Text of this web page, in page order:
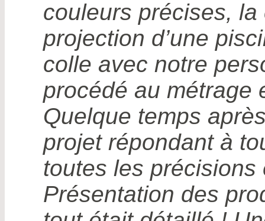
couleurs précises, la
projection d’une
colle avec notre
procédé au métrage
Quelque temps
projet répondant à
toutes les
Présentation des